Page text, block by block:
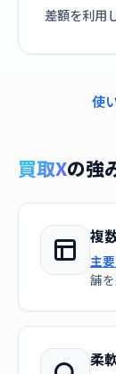
差額を利用
使
買取Xの強
複
主
舗
柔